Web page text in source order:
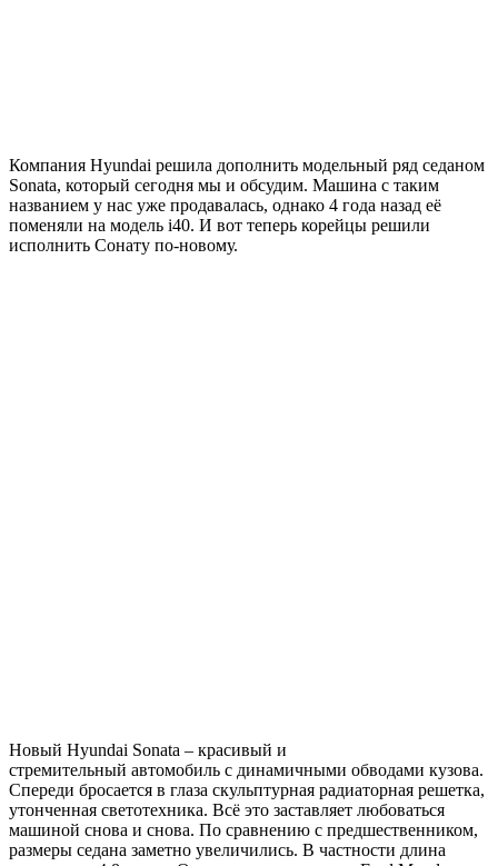
Компания Hyundai решила дополнить модельный ряд седаном
Sonata, который сегодня мы и обсудим. Машина с таким
названием у нас уже продавалась, однако 4 года назад её
поменяли на модель i40. И вот теперь корейцы решили
исполнить Сонату по-новому.
Новый Hyundai Sonata – красивый и
стремительный автомобиль с динамичными обводами кузова.
Спереди бросается в глаза скульптурная радиаторная решетка,
утонченная светотехника. Всё это заставляет любоваться
машиной снова и снова. По сравнению с предшественником,
размеры седана заметно увеличились. В частности длина